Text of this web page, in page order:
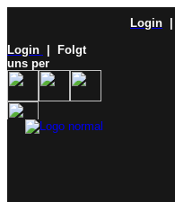
Login
Login
| Folgt
uns per